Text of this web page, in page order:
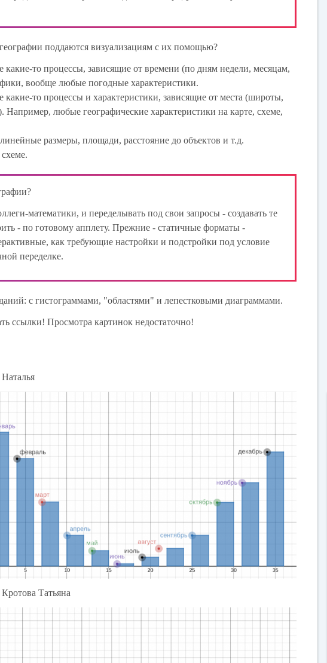
поддаются визуализациям с их помощью?
то процессы, зависящие от времени (по дням недели, месяцам,
вообще любые погодные характеристики.
то процессы и характеристики, зависящие от места (широты,
любые географические характеристики на карте, схеме,
размеры, площади, расстояние до объектов и т.д.
математики, и переделывать под свои запросы - создавать те
- по готовому апплету. Прежние - статичные форматы -
как требующие настройки и подстройки под условие
переделке.
с гистограммами, "областями" и лепестковыми диаграммами.
ссылки! Просмотра картинок недостаточно!
Татьяна